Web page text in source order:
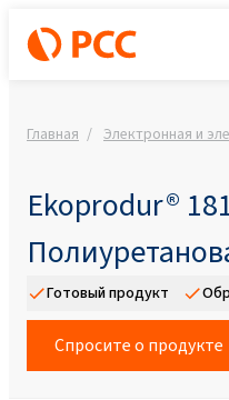
Главная Электронная и
Ekoprodur®
Готовый продукт
Спросите о продукте